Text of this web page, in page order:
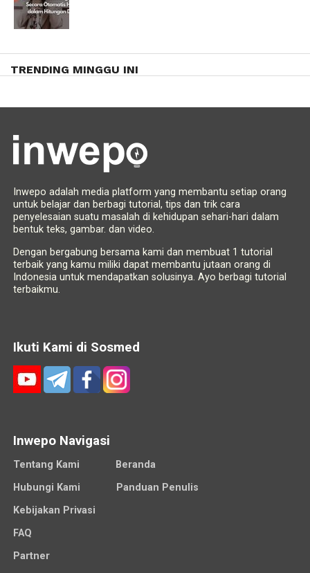
TRENDING MINGGU INI
Inwepo adalah media platform yang membantu setiap orang
untuk belajar dan berbagi tutorial, tips dan trik cara
penyelesaian suatu masalah di kehidupan sehari-hari dalam
bentuk teks, gambar. dan video.
Dengan bergabung bersama kami dan membuat 1 tutorial
terbaik yang kamu miliki dapat membantu jutaan orang di
Indonesia untuk mendapatkan solusinya. Ayo berbagi tutorial
terbaikmu.
Ikuti Kami di Sosmed
Inwepo Navigasi
Tentang Kami
Beranda
Hubungi Kami
Panduan Penulis
Kebijakan Privasi
FAQ
Partner